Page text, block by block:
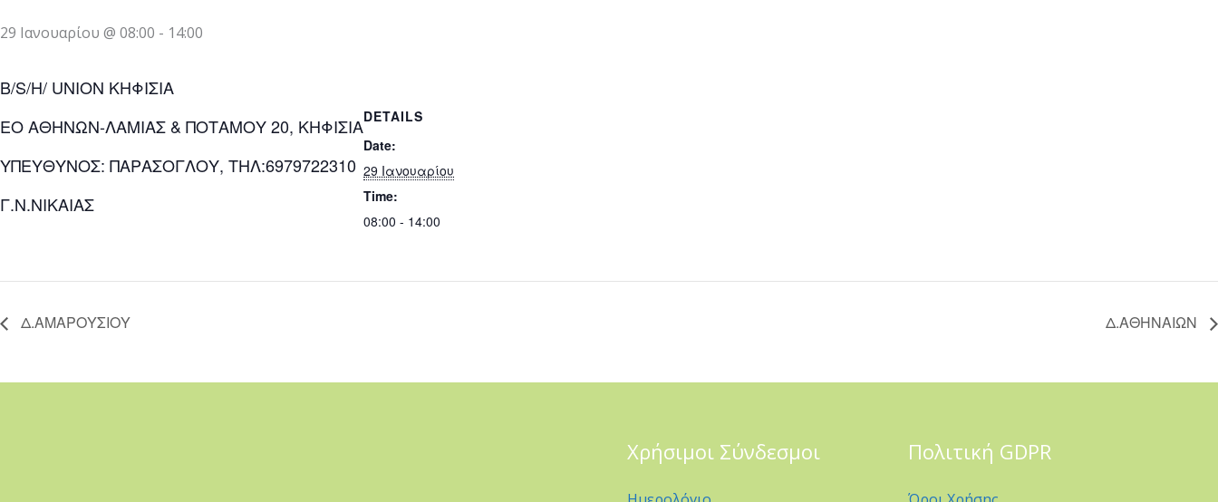
29 Ιανουαρίου @ 08:00 - 14:00
B/S/H/ UNION ΚΗΦΙΣΙΑ
ΕΟ ΑΘΗΝΩΝ-ΛΑΜΙΑΣ & ΠΟΤΑΜΟΥ 20, ΚΗΦΙΣΙΑ
ΥΠΕΥΘΥΝΟΣ: ΠΑΡΑΣΟΓΛΟΥ, ΤΗΛ:6979722310
Γ.Ν.ΝΙΚΑΙΑΣ
DETAILS
Date:
29 Ιανουαρίου
Time:
08:00 - 14:00
Δ.ΑΜΑΡΟΥΣΙΟΥ Δ.ΑΘΗΝΑΙΩΝ
Χρήσιμοι Σύνδεσμοι Πολιτική GDPR